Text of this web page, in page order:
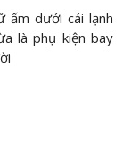
ấm dưới cái lạnh
là phụ kiện bay